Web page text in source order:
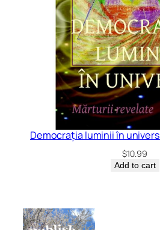
Democrația luminii în
$10.99
Add to cart